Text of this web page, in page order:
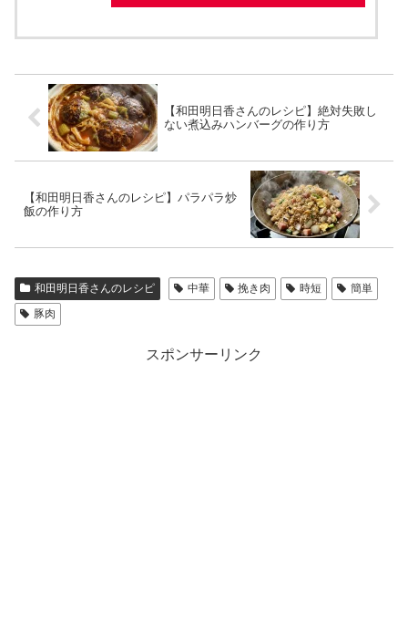
【和田明日香さんのレシピ】絶対失敗し
ない煮込みハンバーグの作り方
【和田明日香さんのレシピ】パラパラ炒
飯の作り方
和田明日香さんのレシピ 中華 挽き肉 時短
簡単
豚肉
スポンサーリンク